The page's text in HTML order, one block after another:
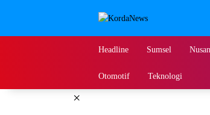
Headline Sumsel
Otomotif Teknologi
×